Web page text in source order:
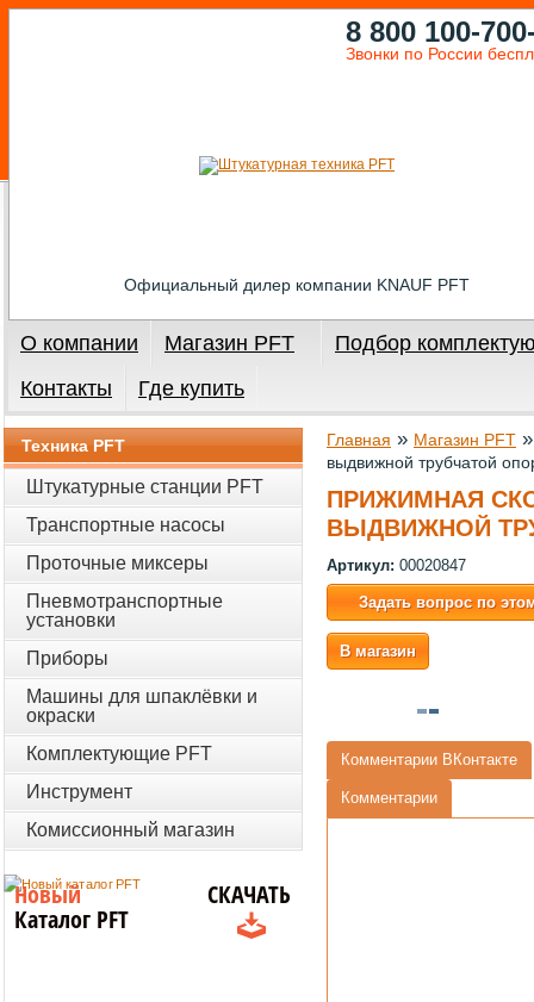
Официальный дилер компании KNAUF PFT
8 800 100-
Звонки по России
О компании Магазин PFT
Подбор
Контакты
Где купить
Главная » Магазин PFT
выдвижной трубчатой
ПРИЖИМНАЯ
ВЫДВИЖНОЙ
Артикул: 00020847
Задать вопрос по
В магазин
Комментарии ВКонтакте
Комментарии
Техника PFT
Штукатурные станции PFT
Транспортные насосы
Проточные миксеры
Пневмотранспортные
установки
Приборы
Машины для шпаклёвки и
окраски
Комплектующие PFT
Инструмент
Комиссионный магазин
Новый
Каталог PFT
СКАЧАТЬ